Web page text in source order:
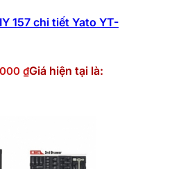
157 chi tiết Yato YT-
₫Giá hiện tại là: